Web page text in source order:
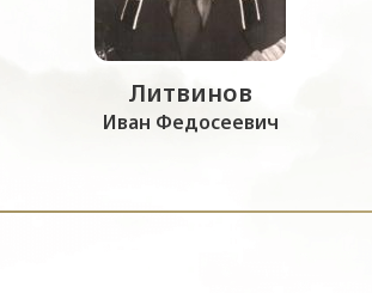
Литвинов
Иван Федосеевич